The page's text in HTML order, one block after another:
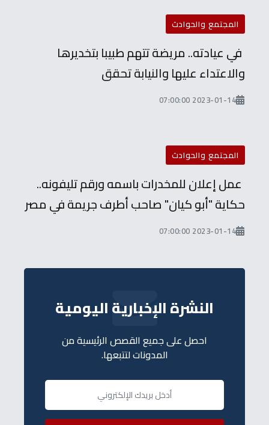
المجتمع والحوادث
في عيادته.. مريضة تتهم طبيبا بتخديرها
والاعتداء عليها والنيابة تحقق
2023-01-14 07:00:00
المجتمع والحوادث
عمل إعلان للمخدرات باسمه ورقم تليفونه..
حكاية "أبو كيان" صاحب أطرف جريمة في مصر
2023-01-14 07:00:00
النشرة الإخبارية اليومية
احصل على جميع القصص الرئيسية من
المدونات لتتبعها.